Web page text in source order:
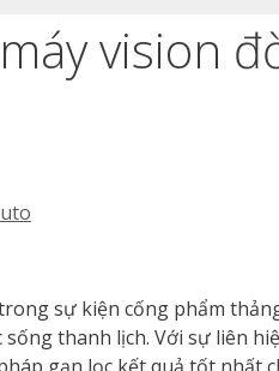
vision
sự kiện cống phẩm
thanh lịch. Với sự liên